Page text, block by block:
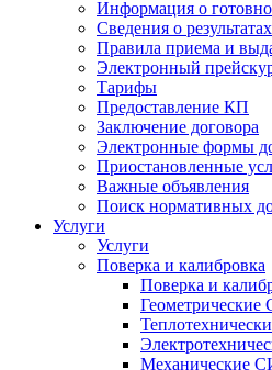
Информация о
Сведения о
Правила приема и
Электронный
Тарифы
Предоставление КП
Заключение договора
Электронные формы
Приостановленные
Важные объявления
Поиск нормативных
Услуги
Услуги
Поверка и калибровка
Поверка и
Геометрические
Механические